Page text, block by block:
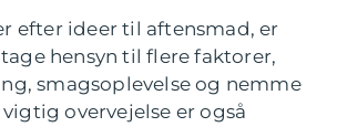
efter ideer til aftensmad, er
hensyn til flere faktorer,
smagsoplevelse og nemme
overvejelse er også